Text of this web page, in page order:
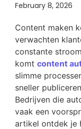
February 8, 2026
Content maken
verwachten
constante
komt content
slimme
sneller
Bedrijven die
vaak een
artikel ontdek je